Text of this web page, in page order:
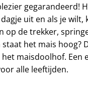
gegarandeerd!
uit en als je wilt,
op de trekker,
het mais hoog?
maisdoolhof. Een
alle leeftijden.